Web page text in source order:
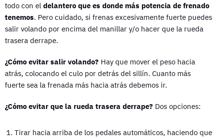
todo con el delantero que es donde más potencia de frenado
tenemos. Pero cuidado, si frenas excesivamente fuerte puedes
salir volando por encima del manillar y/o hacer que la rueda
trasera derrape.
¿Cómo evitar salir volando? Hay que mover el peso hacia
atrás, colocando el culo por detrás del sillín. Cuanto más
fuerte sea la frenada más hacia atrás debemos ir.
¿Cómo evitar que la rueda trasera derrape? Dos opciones:
Tirar hacia arriba de los pedales automáticos, haciendo que